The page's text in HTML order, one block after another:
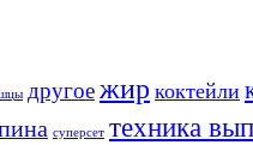
другоежир коктейли
суперсет техника